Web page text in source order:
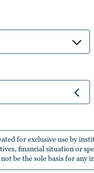
for exclusive use by
financial situation or
be the sole basis for any
増加しました。そ
、「キャスティン
ドネス（3月の熱狂）」
広がりは、世界の金
は、職場の同僚と
ノミネートを逃す
ません。リターン
の構築は、常に困